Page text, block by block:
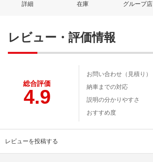
詳細 在庫 グループ店
レビュー・評価情報
総合評価
4.9
お問い合わせ（見積り）
納車までの対応
説明の分かりやすさ
おすすめ度
レビューを投稿する